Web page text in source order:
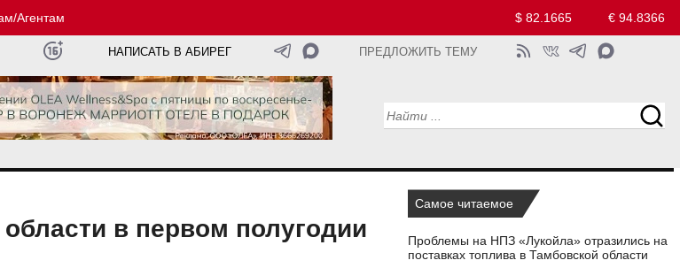
Агентам $ 82.1665 € 94.8366
НАПИСАТЬ В АБИРЕГ ПРЕДЛОЖИТЬ ТЕМУ
в первом полугодии
Самое читаемое
Проблемы на НПЗ «Лукойла» отразились на
поставках топлива в Тамбовской области